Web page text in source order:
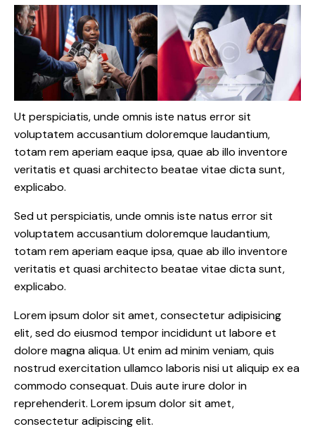
Ut perspiciatis, unde omnis iste natus error sit
voluptatem accusantium doloremque laudantium,
totam rem aperiam eaque ipsa, quae ab illo inventore
veritatis et quasi architecto beatae vitae dicta sunt,
explicabo.
Sed ut perspiciatis, unde omnis iste natus error sit
voluptatem accusantium doloremque laudantium,
totam rem aperiam eaque ipsa, quae ab illo inventore
veritatis et quasi architecto beatae vitae dicta sunt,
explicabo.
Lorem ipsum dolor sit amet, consectetur adipisicing
elit, sed do eiusmod tempor incididunt ut labore et
dolore magna aliqua. Ut enim ad minim veniam, quis
nostrud exercitation ullamco laboris nisi ut aliquip ex ea
commodo consequat. Duis aute irure dolor in
reprehenderit. Lorem ipsum dolor sit amet,
consectetur adipiscing elit.